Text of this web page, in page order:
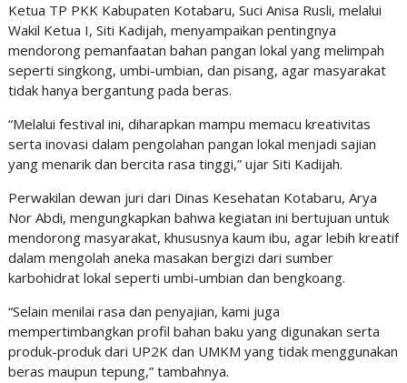
Ketua TP PKK Kabupaten Kotabaru, Suci Anisa Rusli, melalui
Wakil Ketua I, Siti Kadijah, menyampaikan pentingnya
mendorong pemanfaatan bahan pangan lokal yang melimpah
seperti singkong, umbi-umbian, dan pisang, agar masyarakat
tidak hanya bergantung pada beras.
“Melalui festival ini, diharapkan mampu memacu kreativitas
serta inovasi dalam pengolahan pangan lokal menjadi sajian
yang menarik dan bercita rasa tinggi,” ujar Siti Kadijah.
Perwakilan dewan juri dari Dinas Kesehatan Kotabaru, Arya
Nor Abdi, mengungkapkan bahwa kegiatan ini bertujuan untuk
mendorong masyarakat, khususnya kaum ibu, agar lebih kreatif
dalam mengolah aneka masakan bergizi dari sumber
karbohidrat lokal seperti umbi-umbian dan bengkoang.
“Selain menilai rasa dan penyajian, kami juga
mempertimbangkan profil bahan baku yang digunakan serta
produk-produk dari UP2K dan UMKM yang tidak menggunakan
beras maupun tepung,” tambahnya.